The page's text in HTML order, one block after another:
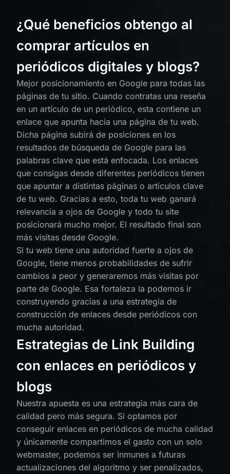
¿Qué beneficios obtengo al
comprar artículos en
periódicos digitales y blogs?
Mejor posicionamiento en Google para todas las
páginas de tu sitio. Cuando contratas una reseña
en un artículo de un periódico, esta contiene un
enlace que apunta hacia una página de tu web.
Dicha página subirá de posiciones en los
resultados de búsqueda de Google para las
palabras clave que está enfocada. Los enlaces
que consigas desde diferentes periódicos tienen
que apuntar a distintas páginas o artículos clave
de tu web. Gracias a esto, toda tu web ganará
relevancia a ojos de Google y todo tu site
posicionará mucho mejor. El resultado final son
más visitas desde Google.
Si tu web tiene una autoridad fuerte a ojos de
Google, tiene menos probabilidades de sufrir
cambios a peor y generaremos más visitas por
parte de Google. Esa fortaleza la podemos ir
construyendo gracias a una estrategia de
construcción de enlaces desde periódicos con
mucha autoridad.
Estrategias de Link Building
con enlaces en periódicos y
blogs
Nuestra apuesta es una estrategia más cara de
calidad pero más segura. Si optamos por
conseguir enlaces en periódicos de mucha calidad
y únicamente compartimos el gasto con un solo
webmaster, podemos ser inmunes a futuras
actualizaciones del algoritmo y ser penalizados,